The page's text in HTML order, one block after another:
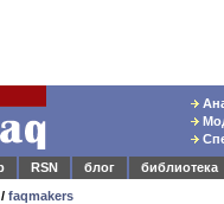
RSN блог
библиотека
/ faqmakers